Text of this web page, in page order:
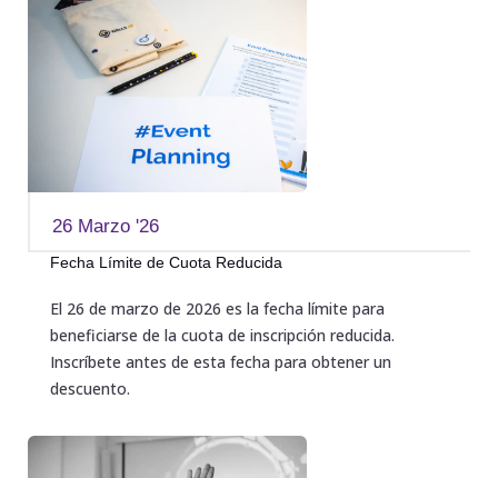
26 Marzo '26
Fecha Límite de Cuota Reducida
El 26 de marzo de 2026 es la fecha límite para
beneficiarse de la cuota de inscripción reducida.
Inscríbete antes de esta fecha para obtener un
descuento.